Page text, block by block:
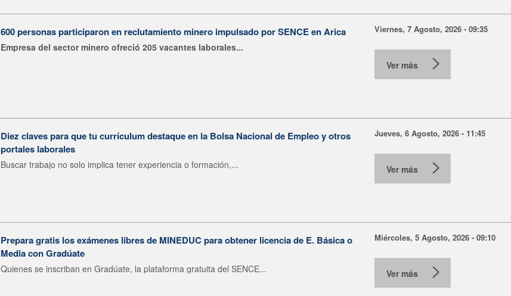
600 personas participaron en reclutamiento minero impulsado por SENCE en Arica
Empresa del sector minero ofreció 205 vacantes laborales...
Viernes, 7 Agosto, 2026 - 09:35
Ver más
Diez claves para que tu currículum destaque en la Bolsa Nacional de Empleo y otros
portales laborales
Buscar trabajo no solo implica tener experiencia o formación,...
Jueves, 6 Agosto, 2026 - 11:45
Ver más
Prepara gratis los exámenes libres de MINEDUC para obtener licencia de E. Básica o
Media con Gradúate
Quienes se inscriban en Gradúate, la plataforma gratuita del SENCE...
Miércoles, 5 Agosto, 2026 - 09:10
Ver más